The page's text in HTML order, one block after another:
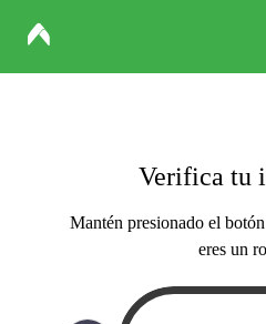
Verifica tu
Mantén presionado el
eres un